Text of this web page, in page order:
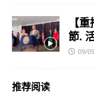
【
節.
09/
推荐阅读